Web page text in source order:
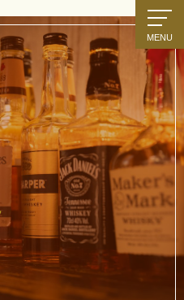
MENU